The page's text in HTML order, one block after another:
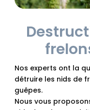
Nos experts ont la
détruire les nids de
guêpes.
Nous vous